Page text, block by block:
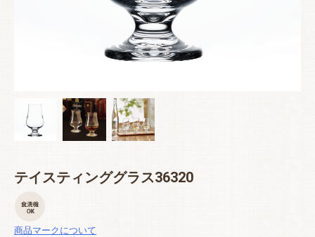
テイスティンググラス36320
商品マークについて